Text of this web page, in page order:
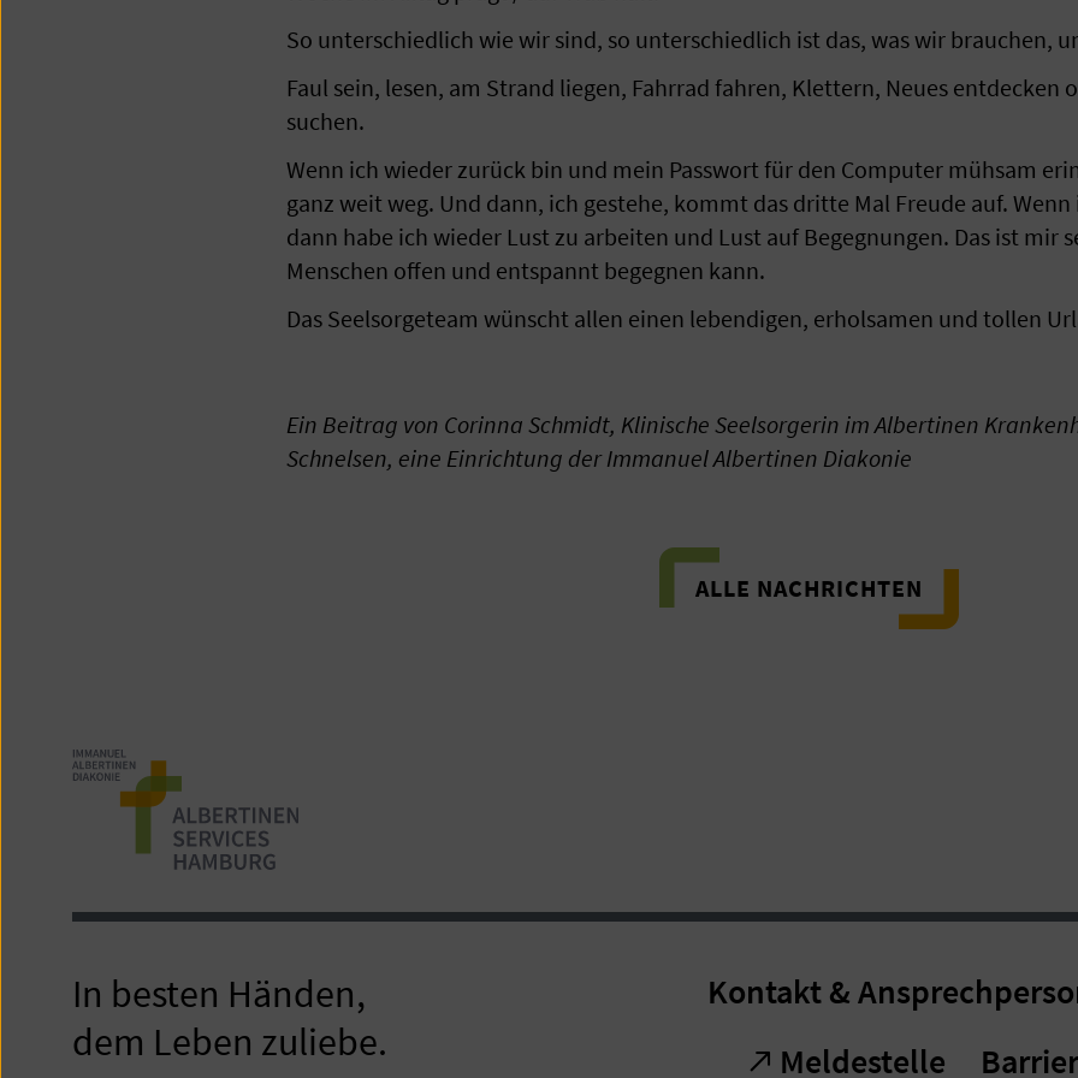
So unterschiedlich wie wir sind, so unterschiedlich ist das, was wir brauchen,
Faul sein, lesen, am Strand liegen, Fahrrad fahren, Klettern, Neues entdecken
suchen.
Wenn ich wieder zurück bin und mein Passwort für den Computer mühsam
ganz weit weg. Und dann, ich gestehe, kommt das dritte Mal Freude auf.
dann habe ich wieder Lust zu arbeiten und Lust auf Begegnungen. Das ist mir
Menschen offen und entspannt begegnen kann.
Das Seelsorgeteam wünscht allen einen lebendigen, erholsamen und tollen
Ein Beitrag von Corinna Schmidt, Klinische Seelsorgerin im Albertinen
Schnelsen, eine Einrichtung der Immanuel Albertinen Diakonie
ALLE NACHRICHTEN
In besten Händen,
dem Leben zuliebe.
Kontakt &
Meldestelle